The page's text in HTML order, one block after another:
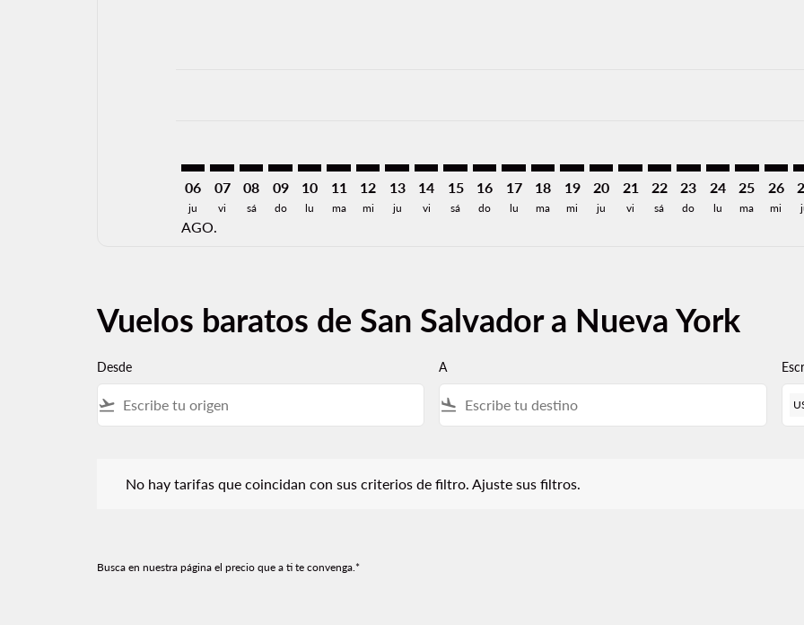
06
ju
AGO.
07
vi
08
sá
09
do
10
lu
11
ma
12
mi
13
ju
14
vi
15
sá
16
do
17
lu
18
ma
19
mi
SAL–JFK: cmp-view-offers-
20
ju
SAL–JFK: cmp-view-
21
vi
SAL–JFK: cmp-view-
22
sá
SAL–JFK: cmp-
23
do
SAL–JFK:
24
lu
25
ma
26
mi
Vuelos baratos de San Salvador a Nueva York
Desde
flight_takeoff
A
flight_land
No hay tarifas que coincidan con sus criterios de filtro. Ajuste sus filtros.
Busca en nuestra página el precio que a ti te convenga.*